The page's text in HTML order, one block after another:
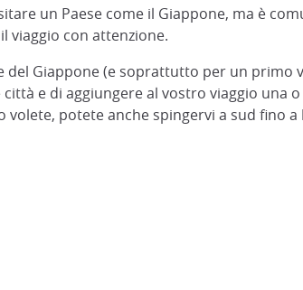
un Paese come il Giappone, ma è
viaggio con attenzione.
del Giappone (e soprattutto per un primo
e di aggiungere al vostro viaggio una
potete anche spingervi a sud fino a